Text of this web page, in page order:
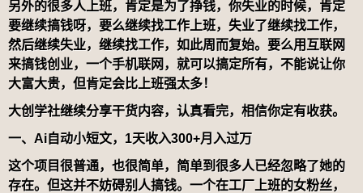
另外的很多人上班，肯定是为了挣钱，你失业的时候，肯定
要继续搞钱呀，要么继续找工作上班，失业了继续找工作，
然后继续失业，继续找工作，如此周而复始。要么用互联网
来搞钱创业，一个手机联网，就可以搞定所有，不能说让你
大富大贵，但肯定会比上班强太多！
大创学社继续分享干货内容，认真看完，相信你定有收获。
一、Ai自动小短文， 1天收入300+月入过万
这个项目很普通，也很简单，简单到很多人已经忽略了她的
存在。但这并不妨碍别人搞钱。一个在工厂上班的女粉丝，